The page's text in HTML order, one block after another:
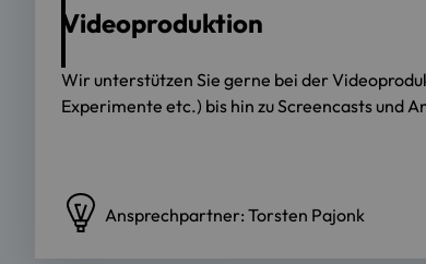
Videoproduktion
Wir unterstützen Sie gerne bei der
Experimente etc.) bis hin zu Screencasts und
Ansprechpartner: Torsten Pajonk